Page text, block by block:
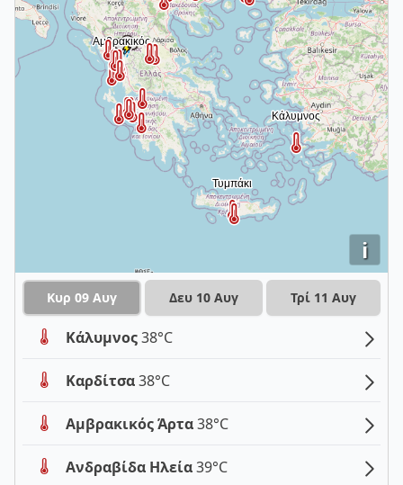
i
Κυρ 09 Αυγ Δευ 10 Αυγ Τρί 11 Αυγ
Κάλυμνος38°C
Καρδίτσα38°C
Αμβρακικός Άρτα38°C
Ανδραβίδα Ηλεία39°C